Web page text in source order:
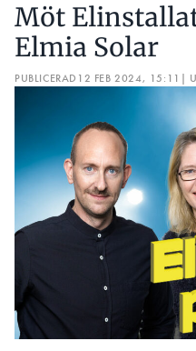
Möt
Elmia Solar
PUBLICERAD 12 FEB 2024, 15:11 |